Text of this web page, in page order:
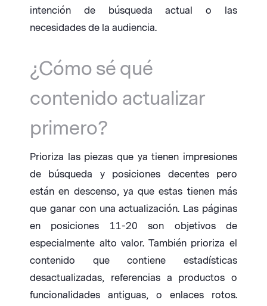
intención de búsqueda actual o las
necesidades de la audiencia.
¿Cómo sé qué
contenido actualizar
primero?
Prioriza las piezas que ya tienen impresiones
de búsqueda y posiciones decentes pero
están en descenso, ya que estas tienen más
que ganar con una actualización. Las páginas
en posiciones 11-20 son objetivos de
especialmente alto valor. También prioriza el
contenido que contiene estadísticas
desactualizadas, referencias a productos o
funcionalidades antiguas, o enlaces rotos.